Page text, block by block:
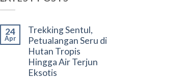
24
Apr
Trekking Sentul,
Petualangan Seru di
Hutan Tropis
Hingga Air Terjun
Eksotis